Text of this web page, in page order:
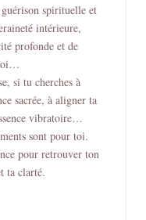
guérison spirituelle et
intérieure,
profonde et de
si tu cherches à
sacrée, à aligner ta
vibratoire…
sont pour toi.
pour retrouver ton
ta clarté.